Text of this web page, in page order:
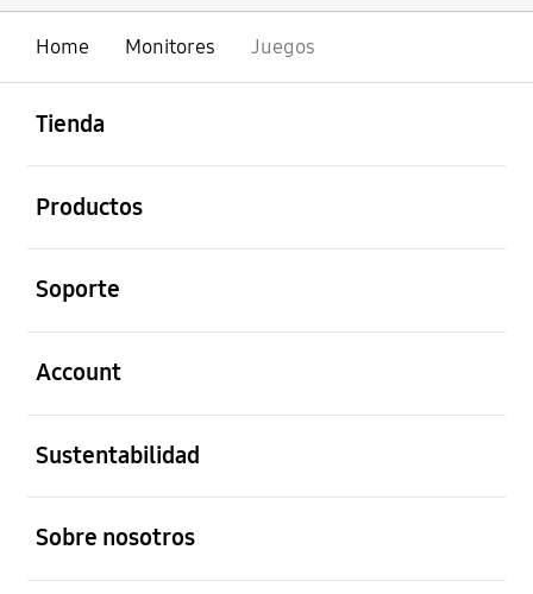
Home Monitores Juegos
Tienda
Productos
Soporte
Account
Sustentabilidad
Sobre nosotros